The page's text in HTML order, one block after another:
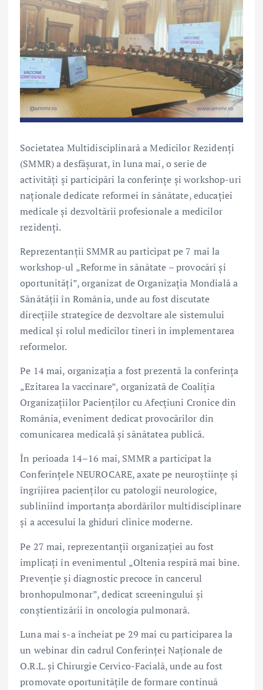
Societatea Multidisciplinară a Medicilor Rezidenți
(SMMR) a desfășurat, în luna mai, o serie de
activități și participări la conferințe și workshop-uri
naționale dedicate reformei în sănătate, educației
medicale și dezvoltării profesionale a medicilor
rezidenți.
Reprezentanții SMMR au participat pe 7 mai la
workshop-ul „Reforme în sănătate – provocări și
oportunități”, organizat de Organizația Mondială a
Sănătății în România, unde au fost discutate
direcțiile strategice de dezvoltare ale sistemului
medical și rolul medicilor tineri în implementarea
reformelor.
Pe 14 mai, organizația a fost prezentă la conferința
„Ezitarea la vaccinare”, organizată de Coaliția
Organizațiilor Pacienților cu Afecțiuni Cronice din
România, eveniment dedicat provocărilor din
comunicarea medicală și sănătatea publică.
În perioada 14–16 mai, SMMR a participat la
Conferințele NEUROCARE, axate pe neuroștiințe și
îngrijirea pacienților cu patologii neurologice,
subliniind importanța abordărilor multidisciplinare
și a accesului la ghiduri clinice moderne.
Pe 27 mai, reprezentanții organizației au fost
implicați în evenimentul „Oltenia respiră mai bine.
Prevenție și diagnostic precoce în cancerul
bronhopulmonar”, dedicat screeningului și
conștientizării în oncologia pulmonară.
Luna mai s-a încheiat pe 29 mai cu participarea la
un webinar din cadrul Conferinței Naționale de
O.R.L. și Chirurgie Cervico-Facială, unde au fost
promovate oportunitățile de formare continuă